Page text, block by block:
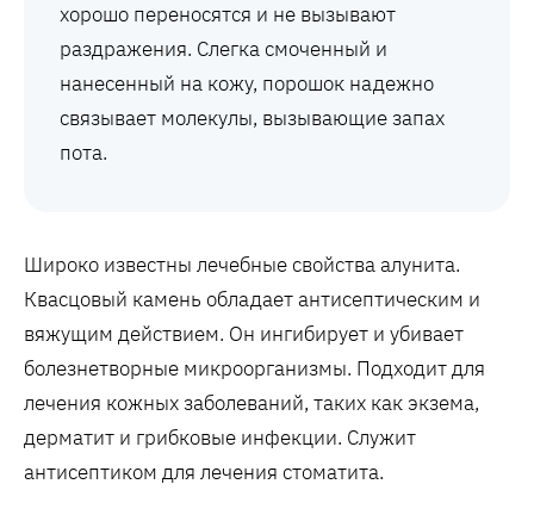
хорошо переносятся и не вызывают
раздражения. Слегка смоченный и
нанесенный на кожу, порошок надежно
связывает молекулы, вызывающие запах
пота.
Широко известны лечебные свойства алунита.
Квасцовый камень обладает антисептическим и
вяжущим действием. Он ингибирует и убивает
болезнетворные микроорганизмы. Подходит для
лечения кожных заболеваний, таких как экзема,
дерматит и грибковые инфекции. Служит
антисептиком для лечения стоматита.